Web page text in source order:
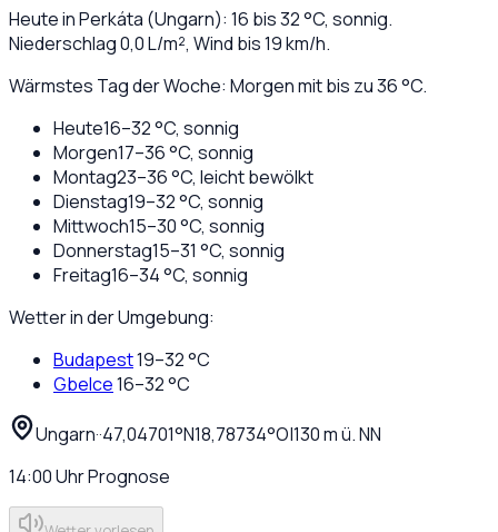
Heute inPerkáta (Ungarn): 16 bis32°C, sonnig.
Niederschlag0,0L/m², Wind bis19km/h.
Wärmstes Tag der Woche: Morgen mit bis zu 36 °C.
Heute16–32°C, sonnig
Morgen17–36°C, sonnig
Montag23–36°C, leicht bewölkt
Dienstag19–32°C, sonnig
Mittwoch15–30°C, sonnig
Donnerstag15–31 °C, sonnig
Freitag16–34°C, sonnig
Wetter in der Umgebung:
Budapest19–32°C
Gbelce16–32°C
Ungarn··47,04701°N18,78734°O|130m ü. NN
14:00UhrPrognose